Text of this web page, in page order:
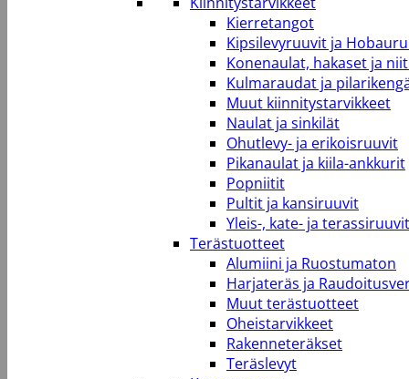
Kierretangot
Kipsilevyruuvit ja
Konenaulat, hakaset ja
Kulmaraudat ja
Muut kiinnitystarvikkeet
Naulat ja sinkilät
Ohutlevy- ja erikoisruuvit
Pikanaulat ja kiila-ankkurit
Popniitit
Pultit ja kansiruuvit
Yleis-, kate- ja terassiruuvit
Terästuotteet
Alumiini ja Ruostumaton
Harjateräs ja
Muut terästuotteet
Oheistarvikkeet
Rakenneteräkset
Teräslevyt